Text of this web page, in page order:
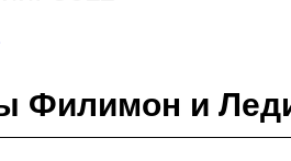
Филимон и